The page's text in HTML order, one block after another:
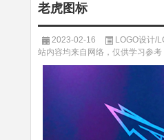
老虎图标
2023-02-16 LOGO设计/
站内容均来自网络，仅供学习参考